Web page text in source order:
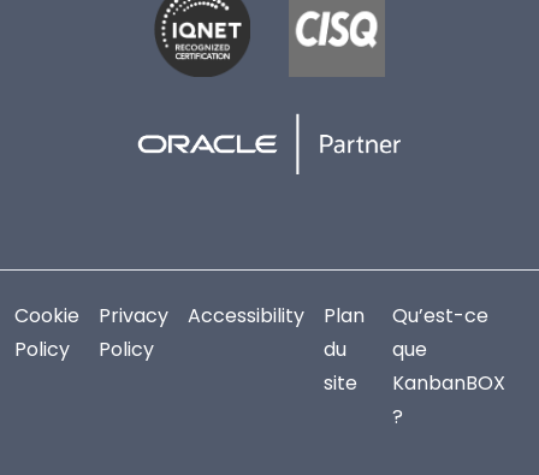
Cookie
Policy
Privacy
Policy
Accessibility
Plan
du
site
Qu’est-ce
que
KanbanBOX
?